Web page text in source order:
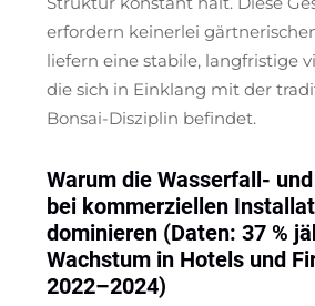
erfordern keinerlei
liefern eine stabile, langfristige
die sich in Einklang mit der
Bonsai-Disziplin befindet.
Warum die Wasserfall-
bei kommerziellen
dominieren (Daten: 37 %
Wachstum in Hotels und
2022–2024)